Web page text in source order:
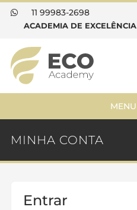
 11 99983-2698
ACADEMIA DE
MINHA CONTA
Entrar